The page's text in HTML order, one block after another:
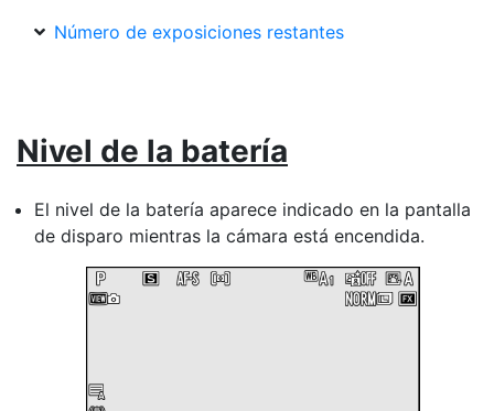
Número de exposiciones restantes
Nivel de la batería
El nivel de la batería aparece indicado en la pantalla
de disparo mientras la cámara está encendida.